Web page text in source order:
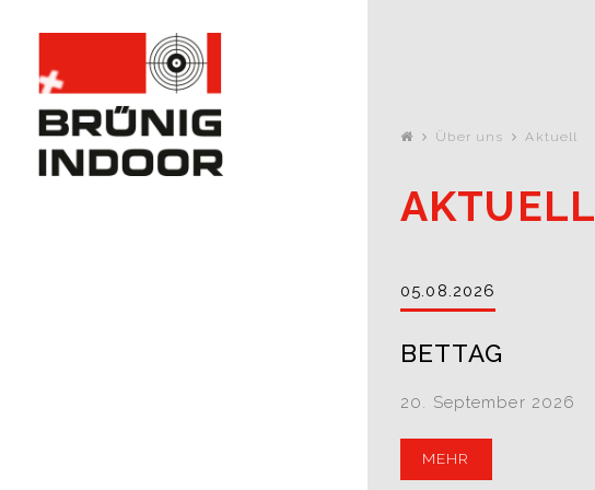
Über uns Aktuell
AKTUELL
05.08.2026
BETTAG
20. September 2026
MEHR